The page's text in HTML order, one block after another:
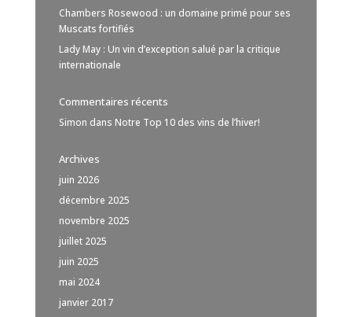
Chambers Rosewood : un domaine primé pour ses
Muscats fortifiés
Lady May : Un vin d’exception salué par la critique
internationale
Commentaires récents
Simon dans Notre Top 10 des vins de l’hiver!
Archives
juin 2026
décembre 2025
novembre 2025
juillet 2025
juin 2025
mai 2024
janvier 2017